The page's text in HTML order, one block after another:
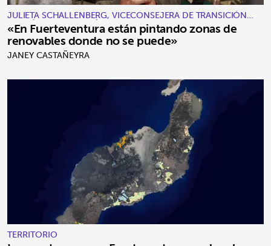
JULIETA SCHALLENBERG, VICECONSEJERA DE TRANSICIÓN
ECOLÓGICA Y ENERGÍA
«En Fuerteventura están pintando zonas de
renovables donde no se puede»
JANEY CASTAÑEYRA
TERRITORIO